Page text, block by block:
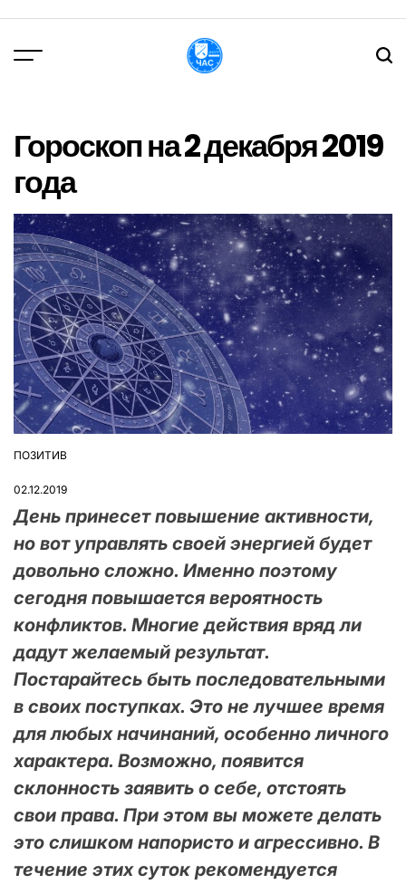
вмісту
Гороскоп на 2 декабря 2019
года
ОПУБЛІКУВАТИ
ПОЗИТИВ
02.12.2019
День принесет повышение активности,
но вот управлять своей энергией будет
довольно сложно. Именно поэтому
сегодня повышается вероятность
конфликтов. Многие действия вряд ли
дадут желаемый результат.
Постарайтесь быть последовательными
в своих поступках. Это не лучшее время
для любых начинаний, особенно личного
характера. Возможно, появится
склонность заявить о себе, отстоять
свои права. При этом вы можете делать
это слишком напористо и агрессивно. В
течение этих суток рекомендуется